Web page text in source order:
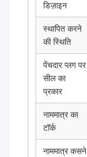
डिज़ाइन
स्थापित करने
की स्थिति
पेंचदार प्लग पर
सील का
प्रकार
नाममात्र का
टॉर्क
नाममात्र कसने